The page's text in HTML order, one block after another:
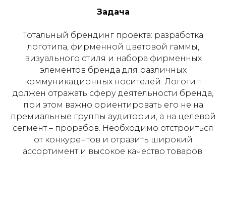
Задача
Тотальный брендинг проекта: разработка
логотипа, фирменной цветовой гаммы,
визуального стиля и набора фирменных
элементов бренда для различных
коммуникационных носителей. Логотип
должен отражать сферу деятельности бренда,
при этом важно ориентировать его не на
премиальные группы аудитории, а на целевой
сегмент – прорабов. Необходимо отстроиться
от конкурентов и отразить широкий
ассортимент и высокое качество товаров.